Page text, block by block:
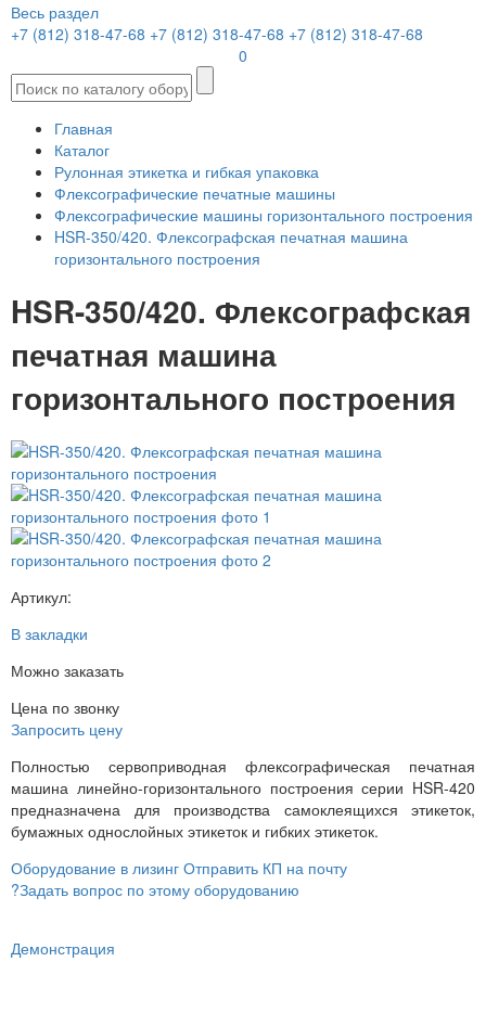
Весь раздел
+7 (812) 318-47-68 +7 (812) 318-47-68 +7 (812) 318-47-68
0
Главная
Каталог
Рулонная этикетка и гибкая упаковка
Флексографические печатные машины
Флексографические машины горизонтального построения
HSR-350/420. Флексографская печатная машина
горизонтального построения
HSR-350/420. Флексографская
печатная машина
горизонтального построения
Артикул:
В закладки
Можно заказать
Цена по звонку
Запросить цену
Полностью сервоприводная флексографическая печатная
машина линейно-горизонтального построения серии HSR-420
предназначена для производства самоклеящихся этикеток,
бумажных однослойных этикеток и гибких этикеток.
Оборудование в лизинг Отправить КП на почту
?Задать вопрос по этому оборудованию
Демонстрация